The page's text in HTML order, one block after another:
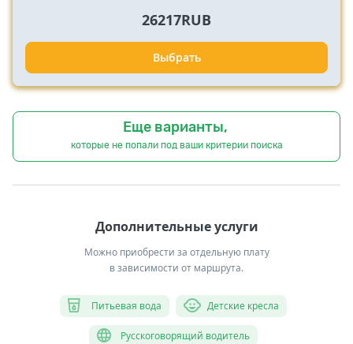
26217RUB
Выбрать
Еще варианты,
которые не попали под ваши критерии поиска
Дополнительные услуги
Можно приобрести за отдельную плату
в зависимости от маршрута.
Питьевая вода Детские кресла
Русскоговорящий водитель